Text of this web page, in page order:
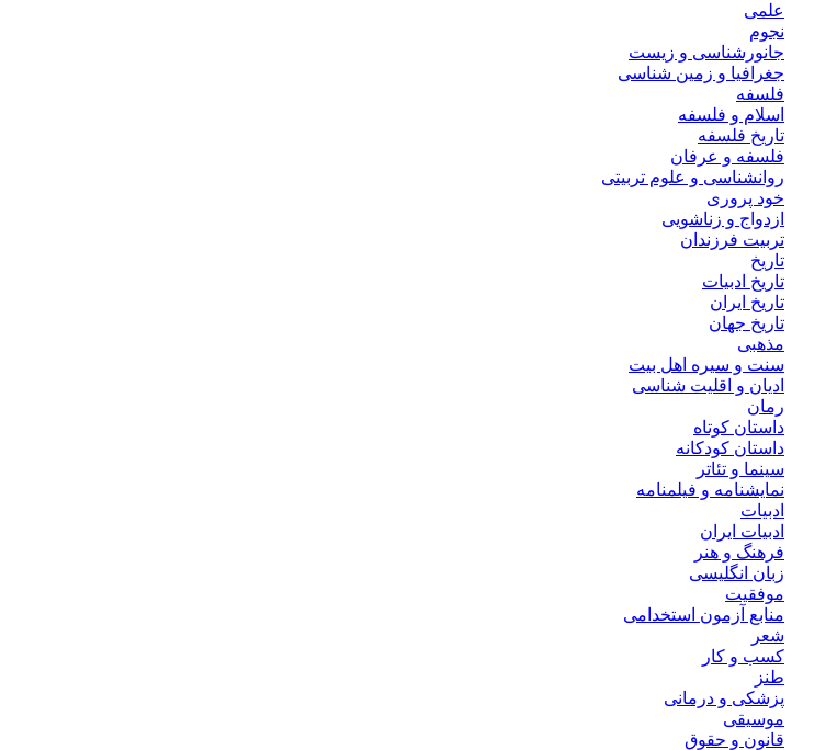
علمی
نجوم
جانورشناسی و زیست
جغرافیا و زمین شناسی
فلسفه
اسلام و فلسفه
تاریخ فلسفه
فلسفه و عرفان
روانشناسی و علوم تربیتی
خود پروری
ازدواج و زناشویی
تربیت فرزندان
تاریخ
تاریخ ادبیات
تاریخ ایران
تاریخ جهان
مذهبی
سنت و سیره اهل بیت
ادیان و اقلیت شناسی
رمان
داستان کوتاه
داستان کودکانه
سینما و تئاتر
نمایشنامه و فیلمنامه
ادبیات
ادبیات ایران
فرهنگ و هنر
زبان انگلیسی
موفقیت
منابع آزمون استخدامی
شعر
کسب و کار
طنز
پزشکی و درمانی
موسیقی
قانون و حقوق